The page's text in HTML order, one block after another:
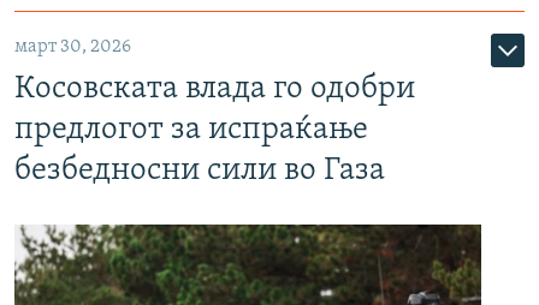
март 30, 2026
Косовската влада го одобри
предлогот за испраќање
безбедносни сили во Газа